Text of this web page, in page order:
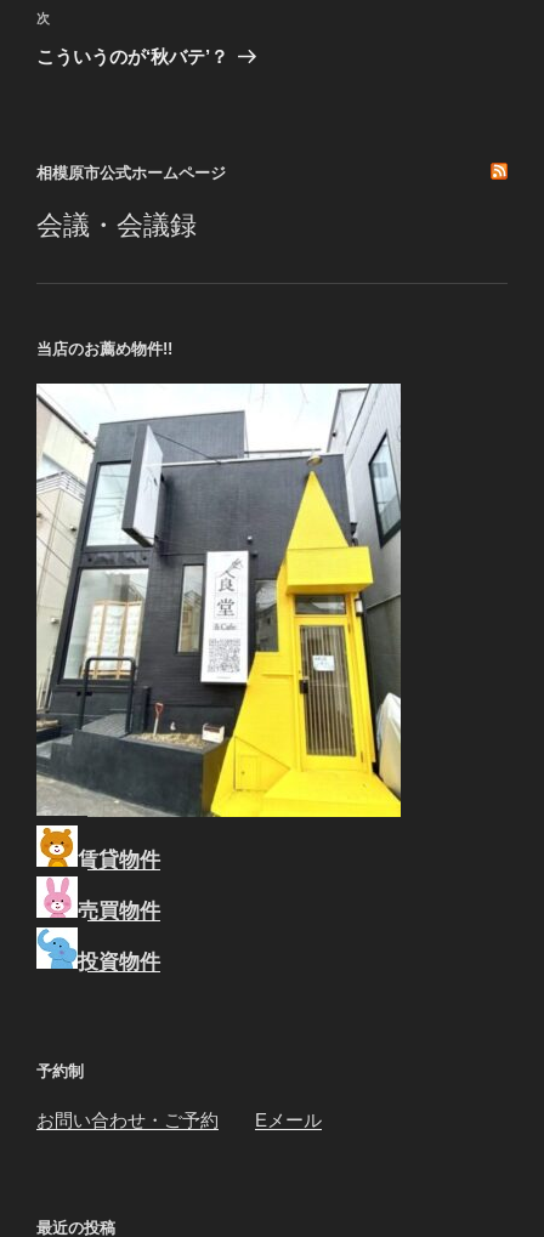
ビ
ゲ
ン
稿
次
の
次
こういうのが‘秋バテ’？
相模原市公式ホームページ
会議・会議録
当店のお薦め物件!!
賃貸物件
売買物件
投資物件
予約制
お問い合わせ・ご予約 Eメール
最近の投稿